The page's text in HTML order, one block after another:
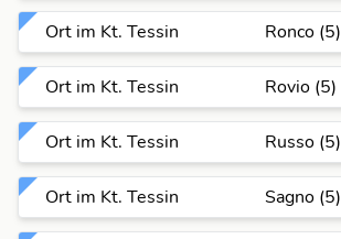
Ort im Kt. Tessin Ronco (5)
Ort im Kt. Tessin Rovio (5)
Ort im Kt. Tessin Russo (5)
Ort im Kt. Tessin Sagno (5)